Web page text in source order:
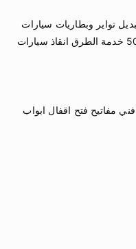
خدمة المساعدة على الطريق 50805535 خدمة الطرق انقاذ سيارات
فتح ابواب سيارات الكويت 50805535 فني مفاتيح فتح اقفال ابواب